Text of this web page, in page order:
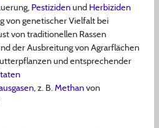
Pestizidenund Herbiziden
von genetischer Vielfalt bei
von traditionellen Rassen
der Ausbreitung von Agrarflächen
und entsprechender
, z. B. Methanvon